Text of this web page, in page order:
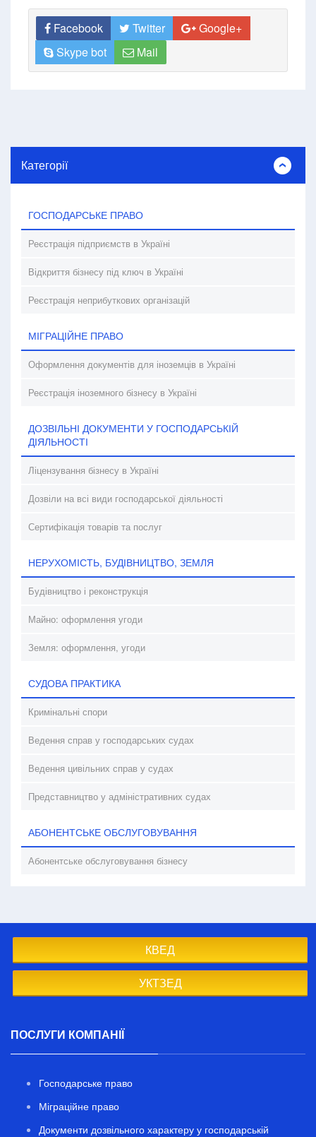
Facebook Twitter
Google+
Skype bot
Mail
Категорії
ГОСПОДАРСЬКЕ ПРАВО
Реєстрація підприємств в Україні
Відкриття бізнесу під ключ в Україні
Реєстрація неприбуткових організацій
МІГРАЦІЙНЕ ПРАВО
Оформлення документів для іноземців в Україні
Реєстрація іноземного бізнесу в Україні
ДОЗВІЛЬНІ ДОКУМЕНТИ У ГОСПОДАРСЬКІЙ
ДІЯЛЬНОСТІ
Ліцензування бізнесу в Україні
Дозвіли на всі види господарської діяльності
Сертифікація товарів та послуг
НЕРУХОМІСТЬ, БУДІВНИЦТВО, ЗЕМЛЯ
Будівництво і реконструкція
Майно: оформлення угоди
Земля: оформлення, угоди
СУДОВА ПРАКТИКА
Кримінальні спори
Ведення справ у господарських судах
Ведення цивільних справ у судах
Представництво у адміністративних судах
АБОНЕНТСЬКЕ ОБСЛУГОВУВАННЯ
Абонентське обслуговування бізнесу
КВЕД
УКТЗЕД
ПОСЛУГИ КОМПАНІЇ
Господарське право
Міграційне право
Документи дозвільного характеру у господарській